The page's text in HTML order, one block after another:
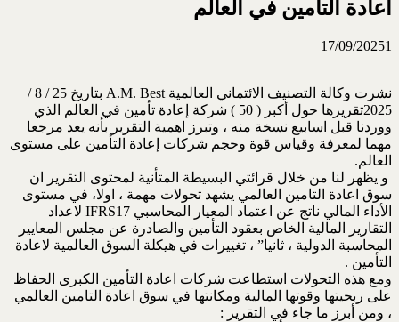
اعادة التأمين في العالم
17/09/20251
نشرت وكالة التصنيف الائتماني العالمية ‏A.M. Best‏ بتاريخ 25 / 8 /
2025تقريرها ‏حول أكبر ( 50 ) شركة إعادة تأمين في العالم الذي
ووردنا قبل اسابيع نسخة منه ، وتبرز ‏اهمية التقرير بأنه يعد مرجعا
مهما لمعرفة وقياس قوة وحجم شركات إعادة التأمين على ‏مستوى
العالم.‏
‏ و يظهر لنا من خلال قرائتي البسيطة المتأنية لمحتوى التقرير ان
سوق اعادة التامين العالمي ‏يشهد تحولات مهمة ، اولا، في مستوى
الأداء المالي ناتج عن اعتماد المعيار ‏المحاسبي ‏IFRS17‎‏ لاعداد
التقارير المالية الخاص بعقود التأمين والصادرة عن مجلس ‏المعايير
المحاسبة الدولية ، ثانيا” ، تغييرات في هيكلة السوق العالمية لاعادة
التأمين .‏
ومع هذه التحولات استطاعت شركات اعادة التأمين الكبرى الحفاظ
على ربحيتها وقوتها المالية ‏ومكانتها في سوق اعادة التامين العالمي
، ومن أبرز ما جاء في التقرير : ‏